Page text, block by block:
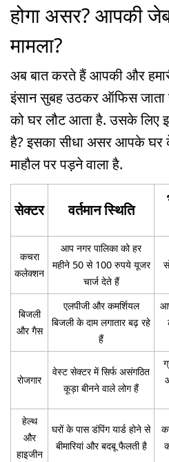
होगा असर? आपकी
मामला?
अब बात करते हैं आपकी और
इंसान सुबह उठकर ऑफिस जाता
को घर लौट आता है. उसके लिए
है? इसका सीधा असर आपके
माहौल पर पड़ने वाला है.
सेक्टर वर्तमान स्थिति
कचरा
कलेक्शन
आप नगर पालिका को हर
महीने 50 से 100 रुपये यूजर
चार्ज देते हैं
बिजली
और गैस
एलपीजी और कमर्शियल
बिजली के दाम लगातार बढ़ रहे
हैं
रोजगार
वेस्ट सेक्टर में सिर्फ असंगठित
कूड़ा बीनने वाले लोग हैं
हेल्थ
और
हाइजीन
घरों के पास डंपिंग यार्ड होने से
बीमारियां और बदबू फैलती है